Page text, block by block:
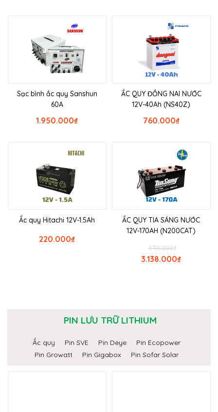
Sạc bình ắc quy Sanshun
60A
₫
1.950.000
ẮC QUY ĐỒNG NAI NƯỚC
12V-40Ah (NS40Z)
₫
760.000
Ắc quy Hitachi 12V-1.5Ah
₫
220.000
ẮC QUY TIA SÁNG NƯỚC
12V-170AH (N200CAT)
₫
4.114.000
₫
3.138.000
PIN LƯU TRỮ LITHIUM
Ắc quy Pin SVE Pin Deye
Pin Ecopower
Pin Growatt
Pin Gigabox Pin Sofar Solar